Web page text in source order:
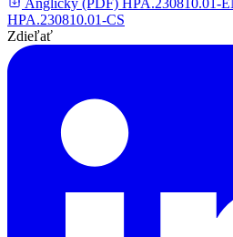
HPA.230810.01-CS
Zdieľať